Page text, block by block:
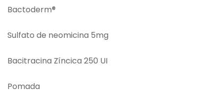
Bactoderm®
Sulfato de neomicina 5mg
Bacitracina Zíncica 250 UI
Pomada